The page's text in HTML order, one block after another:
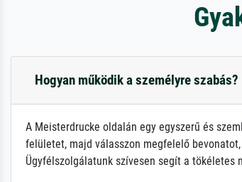
Hogyan működik a személyre szabás?
A Meisterdrucke oldalán egy egyszerű és
felületet, majd válasszon megfelelő
Ügyfélszolgálatunk szívesen segít a tökéletes